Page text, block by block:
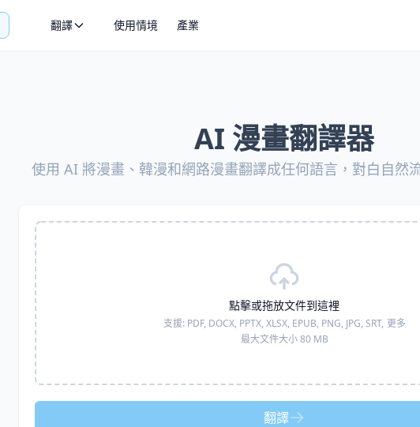
翻譯 使用情境 產業
AI 漫畫翻譯器
使用 AI 將漫畫、韓漫和網路漫畫翻譯成任何語言，對白自然
點擊或拖放文件到這裡
支援: PDF, DOCX, PPTX, XLSX, EPUB, PNG, JPG, SRT, 更多
最大文件大小 80 MB
翻譯